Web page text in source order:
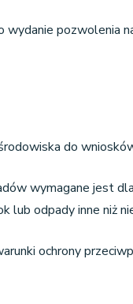
wydanie pozwolenia
do
wymagane jest
odpady inne niż
ochrony